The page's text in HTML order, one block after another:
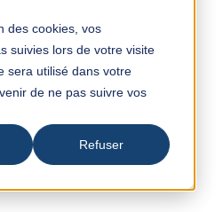
des cookies, vos
suivies lors de votre visite
sera utilisé dans votre
de ne pas suivre vos
Refuser